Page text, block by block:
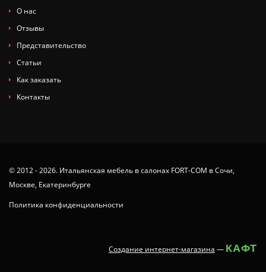
О нас
Отзывы
Представительство
Статьи
Как заказать
Контакты
© 2012 - 2026. Итальянская мебель в салонах FORT-COM в Сочи,
Москве, Екатеринбурге
Политика конфиденциальности
Создание интернет-магазина — КАФТ